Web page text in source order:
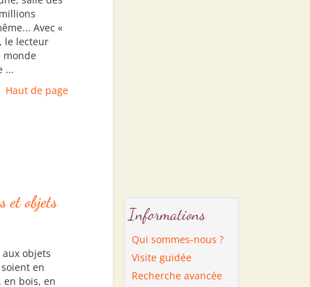
Avec «
le lecteur
monde
...
Haut de page
et objets
objets
en
bois, en
Informations
Qui sommes-nous ?
Visite guidée
Recherche avancée